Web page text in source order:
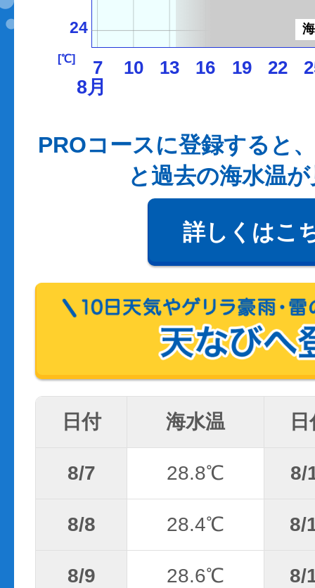
7 10 13 16 19 22
24
[℃]
8月
PROコースに登録すると
と過去の海水温
詳しくはこ
日付 海水温
8/7 28.8℃ 8/
8/8 28.4℃ 8/
8/9 28.6℃ 8/